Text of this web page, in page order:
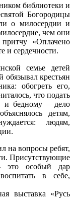
библиотеки и
Богородицы
о милосердии и
чем они
«Оплачено
и сердечности.
семье детей
крестьян
обогреть его,
что подать
и бедному – дело
детям,
людям,
на вопросы ребят,
Присутствующие
это особый дар
в себе,
выставка «Русь